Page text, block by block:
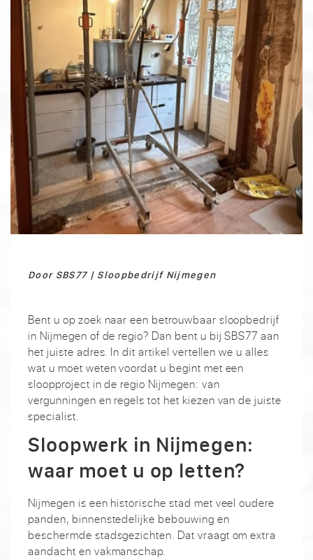
Door SBS77 | Sloopbedrijf Nijmegen
Bent u op zoek naar een betrouwbaar sloopbedrijf
in Nijmegen of de regio? Dan bent u bij SBS77 aan
het juiste adres. In dit artikel vertellen we u alles
wat u moet weten voordat u begint met een
sloopproject in de regio Nijmegen: van
vergunningen en regels tot het kiezen van de juiste
specialist.
Sloopwerk in Nijmegen:
waar moet u op letten?
Nijmegen is een historische stad met veel oudere
panden, binnenstedelijke bebouwing en
beschermde stadsgezichten. Dat vraagt om extra
aandacht en vakmanschap.